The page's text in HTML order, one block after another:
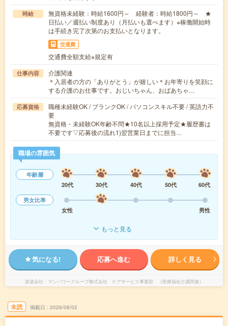
時給
無資格未経験：時給1600円～ 経験者：時給1800円～ ★
日払い／週払い制度あり（月払いも選べます）※稼働開始時
は手続き完了次第のお支払いとなります。
交通費
交通費全額支給※規定有
仕事内容
介護関連
＊入居者の方の「ありがとう」が嬉しい＊お年寄りを笑顔に
する介護のお仕事です。おじいちゃん、おばあちゃ…
応募資格
職種未経験OK / ブランクOK / パソコンスキル不要 / 英語力不
要
無資格・未経験OK年齢不問★10名以上採用予定★履歴書は
不要です▽応募後の流れ1)翌営業日までに担当…
職場の雰囲気
年齢層
20代
30代 40代 50代
60代
男女比率
女性
男性
もっと見る
気になる! 応募へ進む 詳しく見る
派遣会社 マンパワーグループ株式会社 ケアサービス事業部 （医療福祉介護関連）
未読 掲載日 2026/08/02